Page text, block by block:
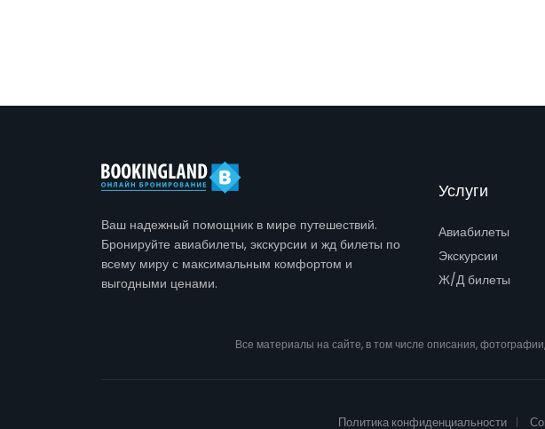
Ваш надежный помощник в мире путешествий.
Бронируйте авиабилеты, экскурсии и жд билеты по
всему миру с максимальным комфортом и
выгодными ценами.
Услуги
Авиабилеты
Экскурсии
Ж/Д билеты
Все материалы на сайте, в том числе описания,
Политика конфиденциальности